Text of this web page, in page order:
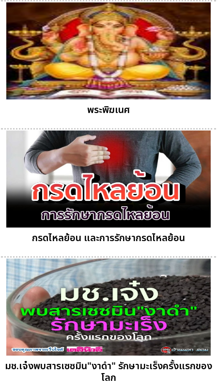
พระพิฆเนศ
กรดไหลย้อน และการรักษากรดไหลย้อน
มช.เจ๋งพบสารเซซมิน"งาดำ" รักษามะเร็งครั้งแรกของ
โลก